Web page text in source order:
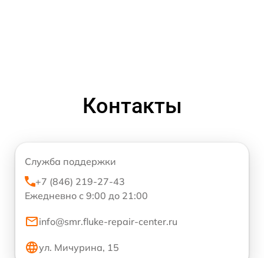
Контакты
Служба поддержки
+7 (846) 219-27-43
Ежедневно с 9:00 до 21:00
info@smr.fluke-repair-center.ru
ул. Мичурина, 15